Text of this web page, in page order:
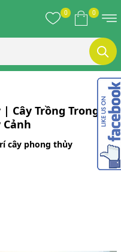
0 0
Cây Trồng Trong
cây phong thủy